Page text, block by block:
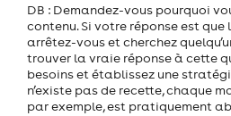
DB : Demandez-vous pourquoi
contenu. Si votre réponse est que
arrêtez-vous et cherchez
trouver la vraie réponse à cette
besoins et établissez une
n’existe pas de recette, chaque
par exemple, est pratiquement